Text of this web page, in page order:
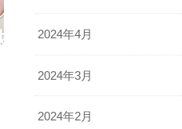
2024年4月
2024年3月
2024年2月